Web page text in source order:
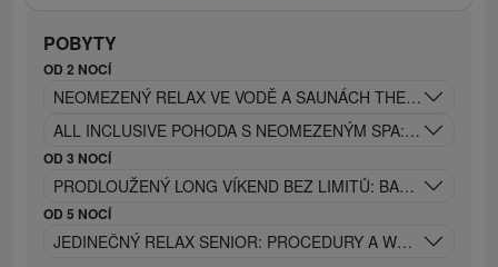
POBYTY
OD 2 NOCÍ
NEOMEZENÝ RELAX VE VODĚ A SAUNÁCH
ALL INCLUSIVE POHODA S NEOMEZENÝM SPA: TERMÁLNÍ
OD 3 NOCÍ
PRODLOUŽENÝ LONG VÍKEND BEZ LIMITŮ: BAZÉNY,
OD 5 NOCÍ
JEDINEČNÝ RELAX SENIOR: PROCEDURY A WELLNESS